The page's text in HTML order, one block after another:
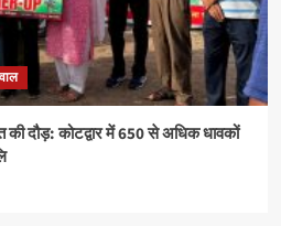
दौड़: कोटद्वार में 650 से अधिक धावकों